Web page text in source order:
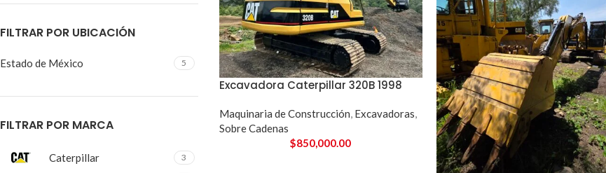
FILTRAR POR UBICACIÓN
Estado de México 5
FILTRAR POR MARCA
Caterpillar 3
Excavadora Caterpillar 320B 1998
Maquinaria de Construcción Excavadoras
Sobre Cadenas
$850,000.00